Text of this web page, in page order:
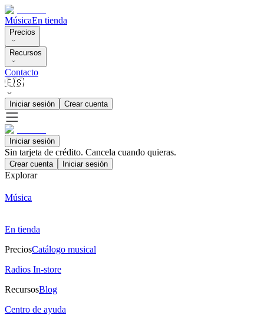
MúsicaEn tienda
Precios
Recursos
Contacto
🇪🇸
Iniciar sesión Crear cuenta
Iniciar sesión
Sin tarjeta de crédito. Cancela cuando quieras.
Crear cuenta Iniciar sesión
Explorar
Música
En tienda
PreciosCatálogo musical
Radios In-store
RecursosBlog
Centro de ayuda